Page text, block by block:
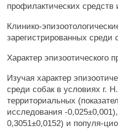
профилактических средств
Клинико-
зарегистрированных среди
Характер эпизоотического
Изучая характер
среди собак в условиях г.
территориальных
исследования -
0,3051±0,0152) и популя-